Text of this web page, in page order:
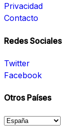
Privacidad
Contacto
Redes Sociales
Twitter
Facebook
Otros Países